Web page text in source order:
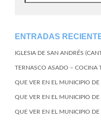
ENTRADAS
IGLESIA DE SAN ANDRÉS
TERNASCO ASADO – COCINA
QUE VER EN EL MUNICIPIO
QUE VER EN EL MUNICIPIO DE
QUE VER EN EL MUNICIPIO